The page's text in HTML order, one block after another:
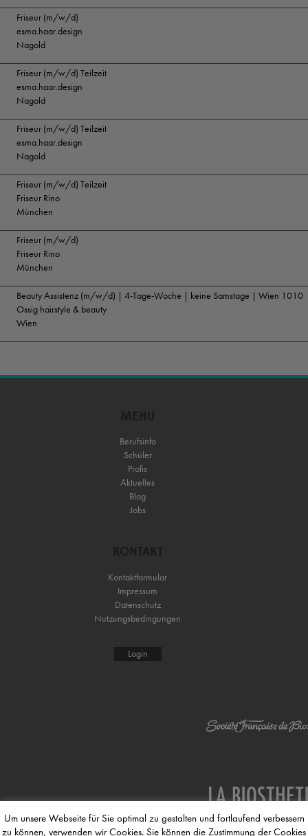
Friseur (m/w/d)
esma.haar.design
Nagold
Friseur (m/w/d) Teilzeit
esma.haar.design
Nagold
Friseur (m/w/d) Teilzeit
esma.haar.design
Nagold
Friseur (m/w/d) Teilzeit
Friseur Rino
München
Friseur (m/w/d)
Friseur Rino
München
Beauty Assistenz (m/w/d) | 4-Tage-Woche | keine Samstage | Wien 1010
Ossig hairstyle & beauty
Wien
Berufsinfo
Schüler
Profis
Aktuelles
Blog
Jobs
Kontaktformular
Impressum
Datenschutz
Nutzungsbedingungen
Login
Um unsere Webseite für Sie optimal zu gestalten und fortlaufend verbessern
zu können, verwenden wir Cookies. Sie können die Zustimmung der Cookies